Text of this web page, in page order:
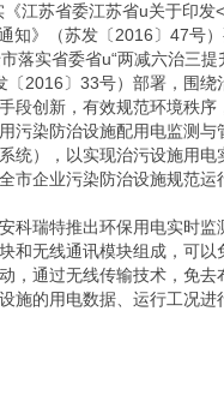
苏省委江苏省u关于印发
知》（苏发〔2016〕47号
落实省委省u“两减六治三提
〔2016〕33号）部署，围绕
段创新，有效规范环境秩序
污染防治设施配用电监测与
统），以实现治污设施用电
市企业污染防治设施规范
瑞特推出环保用电实时监
和无线通讯模块组成，可以
，通过无线传输技术，免去
施的用电数据、运行工况进